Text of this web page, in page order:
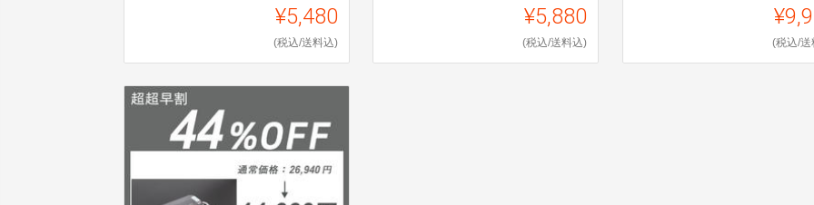
¥5,480
(税込/送料込)
¥5,880
(税込/送料込) (税込/送